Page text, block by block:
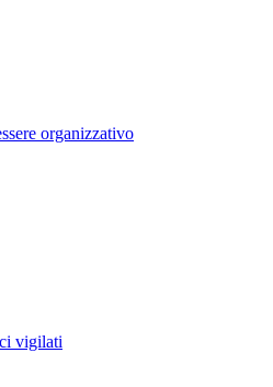
organizzativo
vigilati